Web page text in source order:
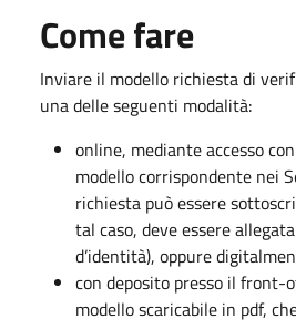
Come fare
Inviare il modello richiesta di
una delle seguenti modalità:
online, mediante accesso
modello corrispondente nei
richiesta può essere
tal caso, deve essere
d’identità), oppure
con deposito presso il front-
modello scaricabile in pdf,